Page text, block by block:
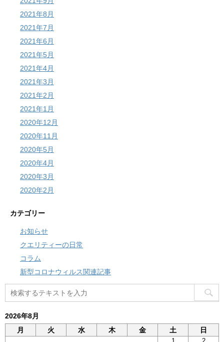
2021年8月
2021年7月
2021年6月
2021年5月
2021年4月
2021年3月
2021年2月
2021年1月
2020年12月
2020年11月
2020年5月
2020年4月
2020年3月
2020年2月
カテゴリー
お知らせ
クエリティーの日常
コラム
新型コロナウィルス関連記事
2026年8月
月
火 水 木 金 土 日